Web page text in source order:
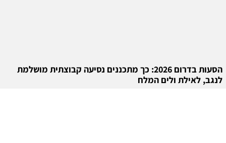
הסעות בדרום 2026: כך מתכננים נסיעה קבוצתית מושלמת
לנגב, לאילת ולים המלח